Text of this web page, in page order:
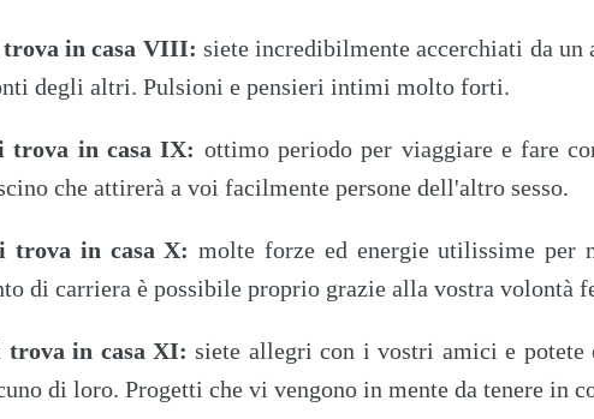
trova in casa VIII: siete incredibilmente accerchiati da
degli altri. Pulsioni e pensieri intimi molto forti.
trova in casa IX: ottimo periodo per viaggiare e fare
che attirerà a voi facilmente persone dell'altro sesso.
trova in casa X: molte forze ed energie utilissime per
di carriera è possibile proprio grazie alla vostra volontà
trova in casa XI: siete allegri con i vostri amici e potete
di loro. Progetti che vi vengono in mente da tenere in